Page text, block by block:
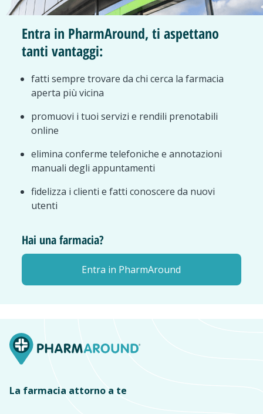
Entra in PharmAround, ti aspettano
tanti vantaggi:
fatti sempre trovare da chi cerca la farmacia
aperta più vicina
promuovi i tuoi servizi e rendili prenotabili
online
elimina conferme telefoniche e annotazioni
manuali degli appuntamenti
fidelizza i clienti e fatti conoscere da nuovi
utenti
Hai una farmacia?
Entra in PharmAround
La farmacia attorno a te